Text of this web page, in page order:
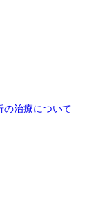
怪我
スグッ
筋膜
治療
パニ
ダイエ
による
の治療について